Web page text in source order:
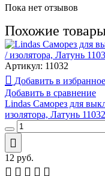
Пока нет отзывов
Похожие
Артикул: 11032
Добавить в избранное
Добавить в сравнение
Lindas Саморез для
изолятора, Латунь 11032
12 руб.